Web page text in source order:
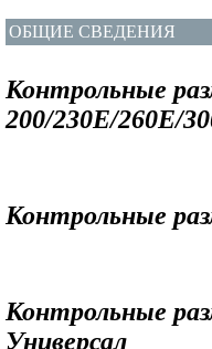
ОБЩИЕ СВЕДЕНИЯ
Контрольные
200/230E/260E/
Контрольные
Контрольные
Универсал